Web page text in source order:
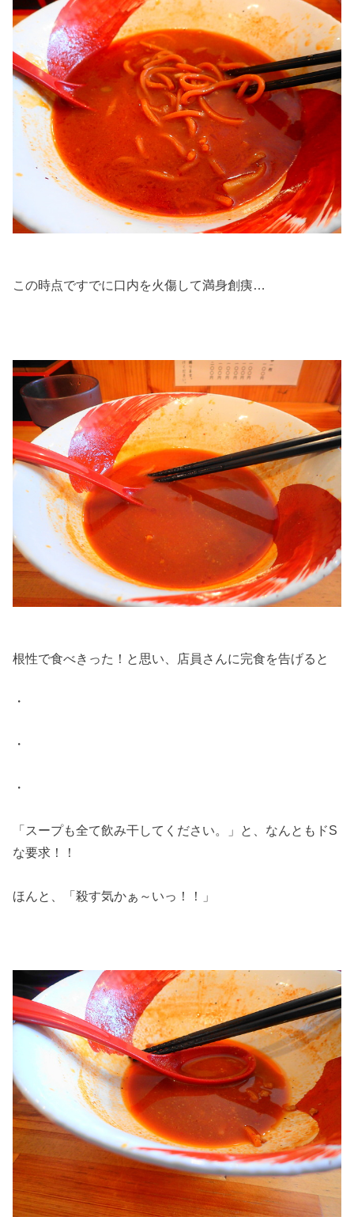
この時点ですでに口内を火傷して満身創痍…
根性で食べきった！と思い、店員さんに完食を告げると
・
・
・
「スープも全て飲み干してください。」と、なんともドS
な要求！！
ほんと、「殺す気かぁ～いっ！！」